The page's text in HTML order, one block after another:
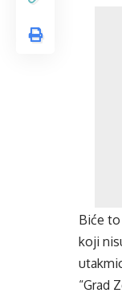
Biće
koji
“Grad